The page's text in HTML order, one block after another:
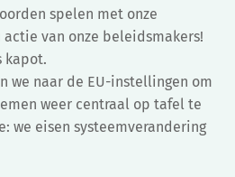
spelen met onze
van onze beleidsmakers!
kapot.
we naar de EU-instellingen om
weer centraal op tafel te
we eisen systeemverandering